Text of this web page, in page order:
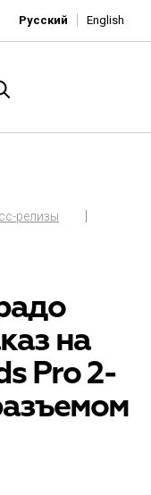
Русский English
релизы
на
Pro 2-